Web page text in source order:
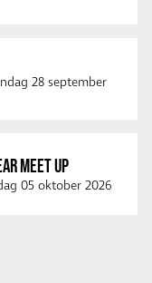
28 september
MEET UP
05 oktober 2026